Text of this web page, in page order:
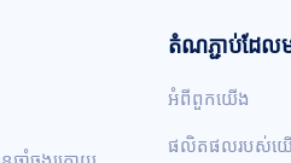
តំណភ្ជាប់ដែល
អំពីពួកយើង
ផលិតផលរបស់យ